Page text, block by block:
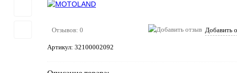
Отзывов: 0 Добавить
Артикул: 32100002092